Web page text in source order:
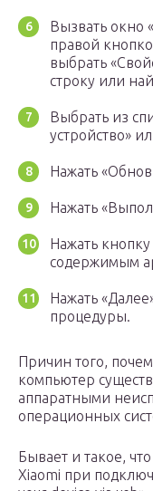
Вызвать окно
правой
выбрать
строку или
Выбрать из
устройство»
Нажать
Нажать
Нажать кнопку
содержимым
Нажать
процедуры.
Причин того,
компьютер
аппаратными
операционных
Бывает и такое,
Xiaomi при